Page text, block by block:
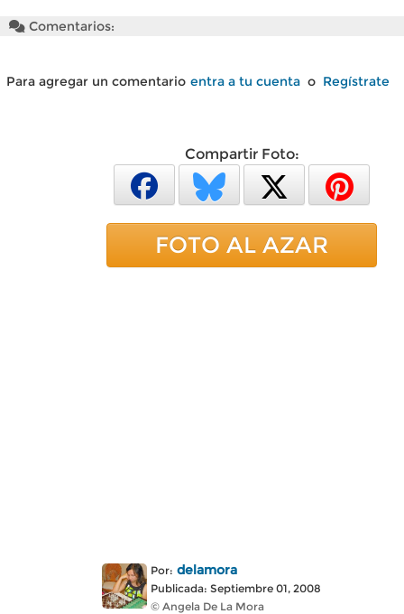
Comentarios:
Para agregar un comentario entra a tu cuenta o Regístrate
Compartir Foto:
FOTO AL AZAR
Por: delamora
Publicada: Septiembre 01, 2008
© Angela De La Mora